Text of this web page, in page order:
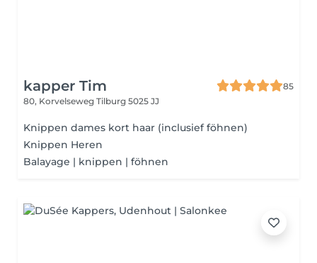
kapper Tim
85
80, Korvelseweg Tilburg 5025 JJ
Knippen dames kort haar (inclusief föhnen)
Knippen Heren
Balayage | knippen | föhnen